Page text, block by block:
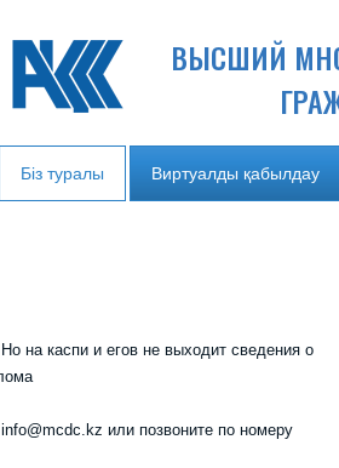
ВЫСШИЙ
Біз туралы Виртуалды қабылдау
на каспи и егов не выходит сведения о
или позвоните по номеру